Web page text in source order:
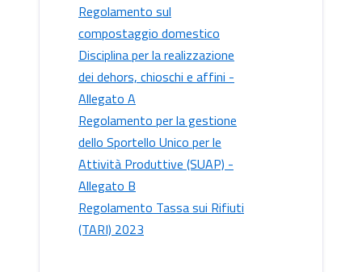
Regolamento sul
compostaggio domestico
Disciplina per la realizzazione
dei dehors, chioschi e affini -
Allegato A
Regolamento per la gestione
dello Sportello Unico per le
Attività Produttive (SUAP) -
Allegato B
Regolamento Tassa sui Rifiuti
(TARI) 2023